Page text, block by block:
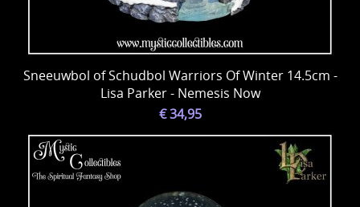
Sneeuwbol of Schudbol Warriors Of Winter 14.5cm -
Lisa Parker - Nemesis Now
€ 34,95